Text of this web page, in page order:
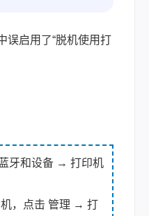
误启用了“脱机使用打
牙和设备 → 打印机
，点击 管理 → 打